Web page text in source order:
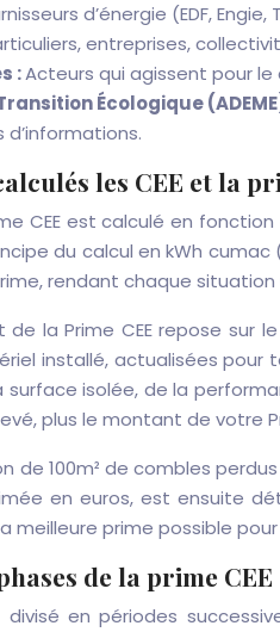
d’énergie (EDF,
entreprises,
:Acteurs qui agissent pour
Écologique
d’informations.
les CEE et la
CEE est calculé en
du calcul en kWh
rendant chaque situation
de la Prime CEE repose
installé, actualisées pour
surface isolée, de la
plus le montant de votre
de 100m² de combles
en euros, est ensuite
meilleure prime possible pour
de la prime CEE
divisé en périodes